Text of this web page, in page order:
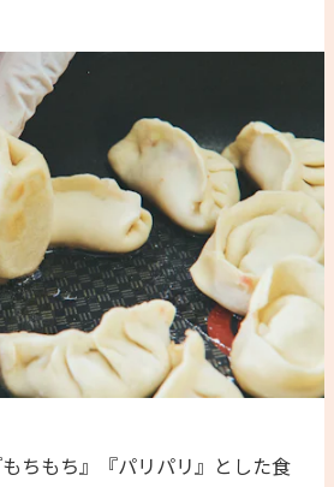
もちもち』『パリパリ』とした食